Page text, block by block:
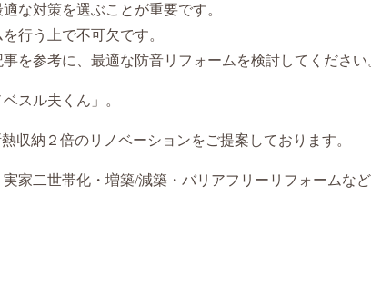
な対策を選ぶことが重要です。
行う上で不可欠です。
を参考に、最適な防音リフォームを検討してください
スル夫くん」。
収納２倍のリノベーションをご提案しております。
家二世帯化・増築/減築・バリアフリーリフォームな